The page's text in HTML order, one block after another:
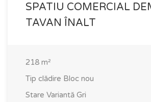
SPATIU COMERCIAL
TAVAN ÎNALT
218 m²
Tip clădire Bloc nou
Stare Variantă Gri